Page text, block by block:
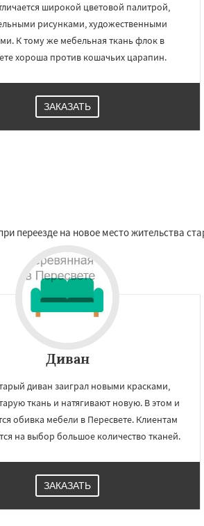
широкой цветовой палитрой,
рисунками, художественными
К тому же мебельная ткань флок в
хороша против кошачьих царапин.
ЗАКАЗАТЬ
переезде на новое место жительства
Диван
диван заиграл новыми красками,
ткань и натягивают новую. В этом и
обивка мебели в Пересвете. Клиентам
на выбор большое количество тканей.
ЗАКАЗАТЬ